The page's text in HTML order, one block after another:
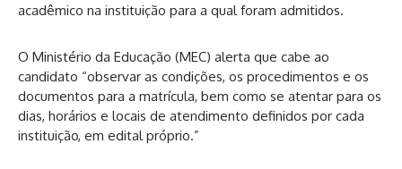
acadêmico na instituição para a qual foram admitidos.
O Ministério da Educação (MEC) alerta que cabe ao
candidato “observar as condições, os procedimentos e os
documentos para a matrícula, bem como se atentar para os
dias, horários e locais de atendimento definidos por cada
instituição, em edital próprio.”